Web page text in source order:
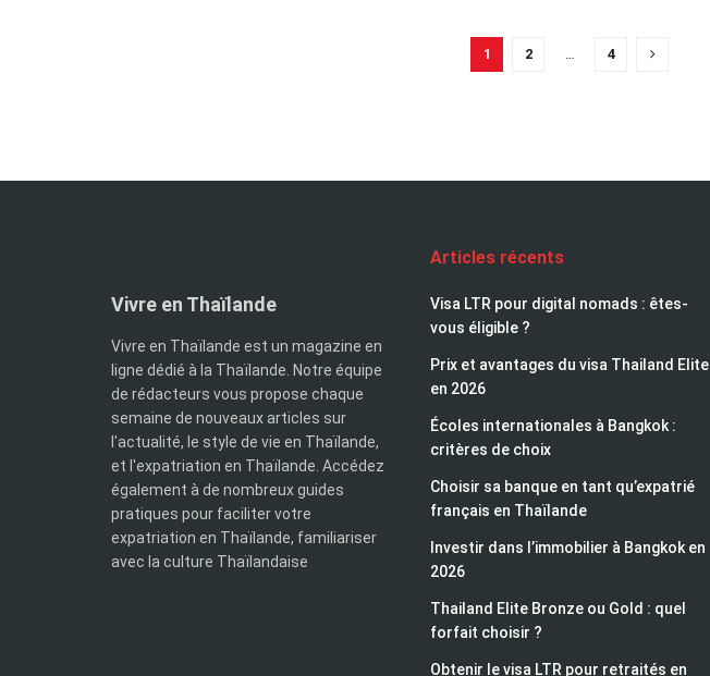
1 2 4
Vivre en Thaïlande
Vivre en Thaïlande est un magazine en
ligne dédié à la Thaïlande. Notre équipe
de rédacteurs vous propose chaque
semaine de nouveaux articles sur
l'actualité, le style de vie en Thaïlande,
et l'expatriation en Thaïlande. Accédez
également à de nombreux guides
pratiques pour faciliter votre
expatriation en Thaïlande, familiariser
avec la culture Thaïlandaise
Articles récents
Visa LTR pour digital nomads : êtes-
vous éligible ?
Prix et avantages du visa Thailand Elite
en 2026
Écoles internationales à Bangkok :
critères de choix
Choisir sa banque en tant qu’expatrié
français en Thaïlande
Investir dans l’immobilier à Bangkok en
2026
Thailand Elite Bronze ou Gold : quel
forfait choisir ?
Obtenir le visa LTR pour retraités en